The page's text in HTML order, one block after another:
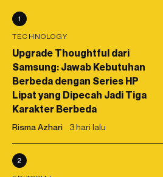
1
TECHNOLOGY
Upgrade Thoughtful dari
Samsung: Jawab Kebutuhan
Berbeda dengan Series HP
Lipat yang Dipecah Jadi Tiga
Karakter Berbeda
Risma Azhari 3 hari lalu
2